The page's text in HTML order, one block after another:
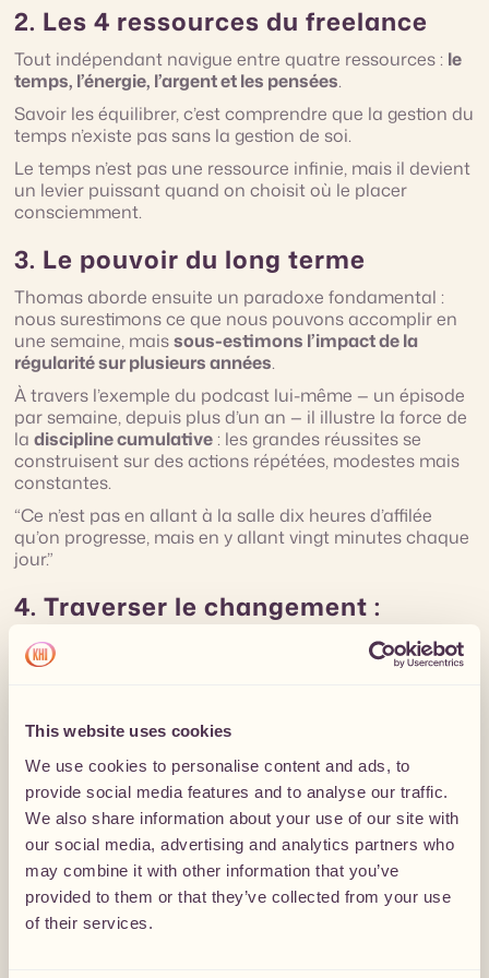
This website uses cookies
We use cookies to personalise content and ads, to
provide social media features and to analyse our traffic.
We also share information about your use of our site with
our social media, advertising and analytics partners who
may combine it with other information that you’ve
provided to them or that they’ve collected from your use
of their services.
2. Les 4 ressources du freelance
Tout indépendant navigue entre quatre ressources : le
temps, l’énergie, l’argent et les pensées.
Savoir les équilibrer, c’est comprendre que la gestion du
temps n’existe pas sans la gestion de soi.
Le temps n’est pas une ressource infinie, mais il devient
un levier puissant quand on choisit où le placer
consciemment.
3. Le pouvoir du long terme
Thomas aborde ensuite un paradoxe fondamental :
nous surestimons ce que nous pouvons accomplir en
une semaine, maissous-estimons l’impact de la
régularité sur plusieurs années.
À travers l’exemple du podcast lui-même — un épisode
par semaine, depuis plus d’un an — il illustre la force de
ladiscipline cumulative : les grandes réussites se
construisent sur des actions répétées, modestes mais
constantes.
“Ce n’est pas en allant à la salle dix heures d’affilée
qu’on progresse, mais en y allant vingt minutes chaque
jour.”
4. Traverser le changement :
résilience, résistance et
antifragilité
pertes de clients, périodes creuses.
Thomas propose trois postures pour y faire face :
La résilience: se relever après un choc.
La résistance: apprendre à être moins affecté·e.
L’antifragilité: tirer parti du chaos pour grandir.
Chaque crise devient une opportunité d’ajuster son
système, de renforcer sa structure et de se redéfinir.